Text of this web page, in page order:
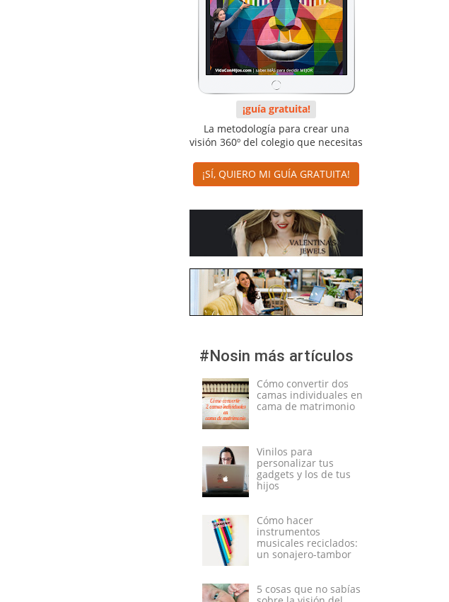
¡guía gratuita!
La metodología para crear una
visión 360º del colegio que necesitas
¡SÍ, QUIERO MI GUÍA GRATUITA!
#Nosin más artículos
Cómo convertir dos
camas individuales en
cama de matrimonio
Vinilos para
personalizar tus
gadgets y los de tus
hijos
Cómo hacer
instrumentos
musicales reciclados:
un sonajero-tambor
5 cosas que no sabías